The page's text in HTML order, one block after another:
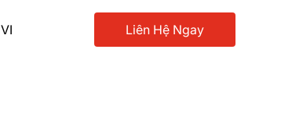
VI Liên Hệ Ngay